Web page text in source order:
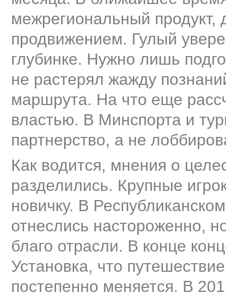
межрегиональный
продвижением. Гулый
глубинке. Нужно лишь
не растерял жажду
маршрута. На что еще
властью. В Минспорта и
партнерство, а не
Как водится, мнения о
разделились. Крупные
новичку. В
отнеслись настороженно,
благо отрасли. В конце
Установка, что
постепенно меняется. В